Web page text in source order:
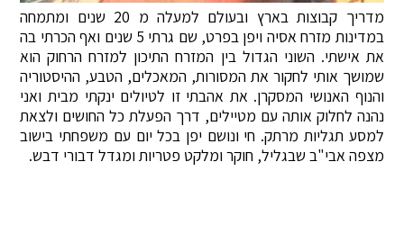
מדריך קבוצות בארץ ובעולם למעלה מ 20 שנים ומתמחה
במדינות מזרח אסיה ויפן בפרט, שם גרתי 5 שנים ואף הכרתי בה
את אישתי. השוני הגדול בין המזרח התיכון למזרח הרחוק הוא
שמושך אותי לחקור את המסורות, המאכלים, הטבע, ההיסטוריה
והנוף האנושי המסקרן. את אהבתי זו לטיולים ינקתי מבית ואני
נהנה לחלוק אותה עם מטיילים, דרך הפעלת כל החושים ולצאת
למסע תגליות מרתק. חי ונושם יפן בכל יום עם משפחתי בישוב
מצפה אבי"ב שבגליל, חוקר ומלקט פטריות ומגדל דבורי דבש.